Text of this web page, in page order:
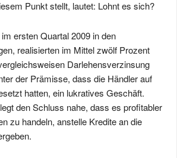
Punkt stellt, lautet: Lohnt es sich?
ersten Quartal 2009 in den
realisierten im Mittel zwölf Prozent
Darlehensverzinsung
der Prämisse, dass die Händler auf
hatten, ein lukratives Geschäft.
den Schluss nahe, dass es profitabler
zu handeln, anstelle Kredite an die